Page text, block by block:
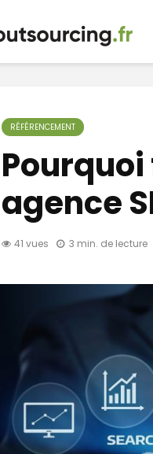
RÉFÉRENCEMENT
agence
41 vues 3 min. de lecture